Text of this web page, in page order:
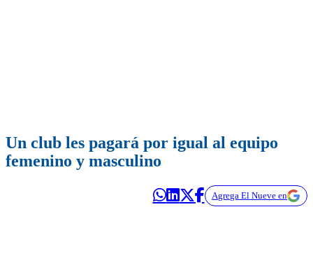
Un club les pagará por igual al equipo
femenino y masculino
Agrega El Nueve en